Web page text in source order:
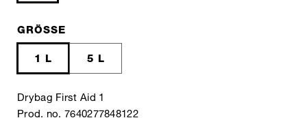
GRÖSSE
1 L 5 L
Drybag First Aid 1
Prod. no. 7640277848122